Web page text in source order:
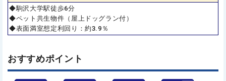
◆駒沢大学駅徒歩6分
◆ペット共生物件（屋上ドッグラン付）
◆表面満室想定利回り：約3.9％
おすすめポイント